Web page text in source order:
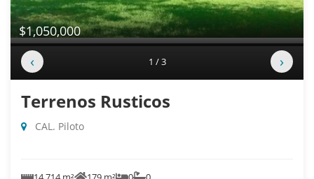
$1,050,000
‹ 1 / 3 ›
Terrenos Rusticos
CAL. Piloto